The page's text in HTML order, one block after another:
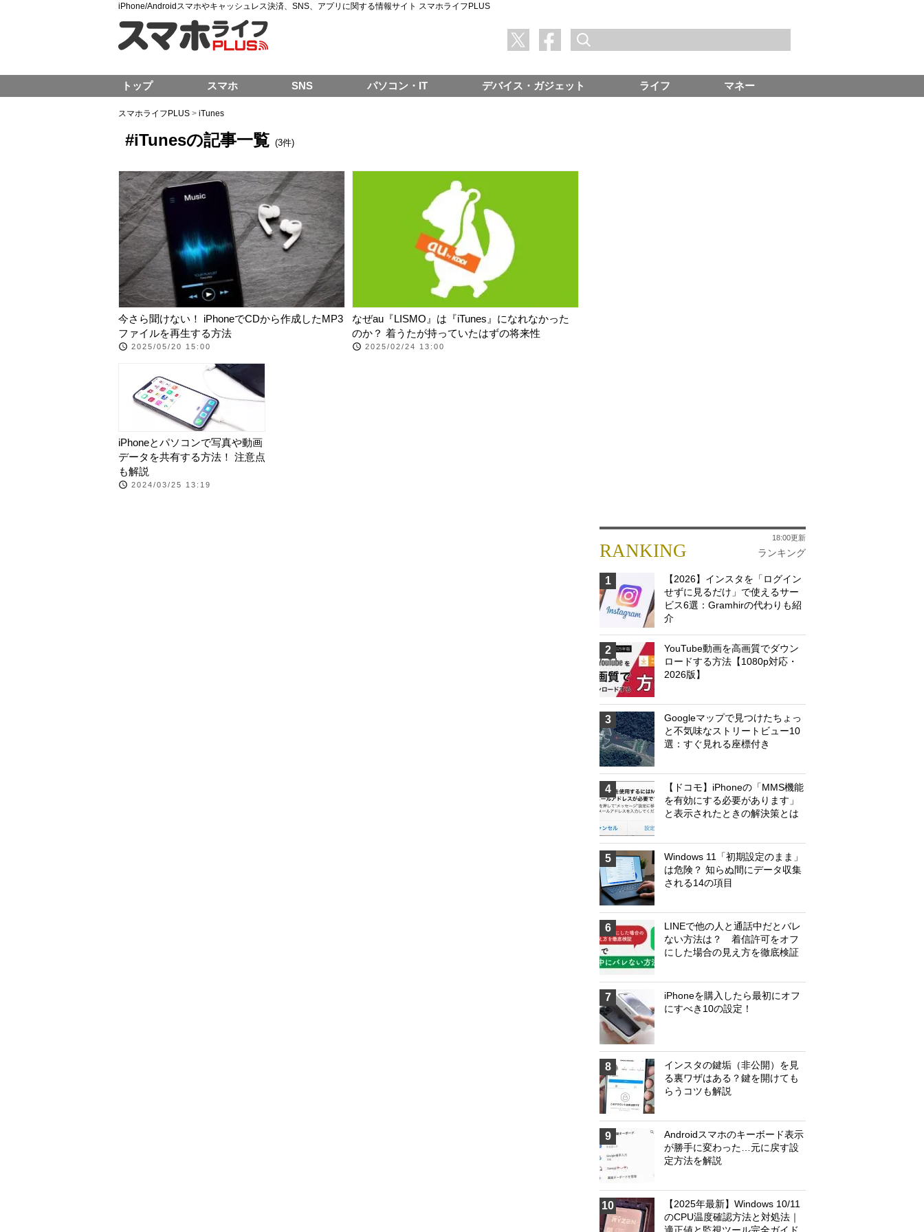
iPhone/Androidスマホやキャッシュレス決済、SNS、アプリに関する情報サイト スマホライフPLUS
スマホライフPLUS > iTunes
#iTunesの記事一覧 (3件)
今さら聞けない！ iPhoneでCDから作成したMP3
ファイルを再生する方法
2025/05/20 15:00
なぜau『LISMO』は『iTunes』になれなかった
のか？ 着うたが持っていたはずの将来性
2025/02/24 13:00
iPhoneとパソコンで写真や動画
データを共有する方法！ 注意点
も解説
2024/03/25 13:19
RANKING ランキング
18:00更新
1
【2026】インスタを「ログイン
せずに見るだけ」で使えるサー
ビス6選：Gramhirの代わりも紹
介
2
YouTube動画を高画質でダウン
ロードする方法【1080p対応・
2026版】
3
Googleマップで見つけたちょっ
と不気味なストリートビュー10
選：すぐ見れる座標付き
4
【ドコモ】iPhoneの「MMS機能
を有効にする必要があります」
と表示されたときの解決策とは
5
Windows 11「初期設定のまま」
は危険？ 知らぬ間にデータ収集
される14の項目
6
LINEで他の人と通話中だとバレ
ない方法は？ 着信許可をオフ
にした場合の見え方を徹底検証
7
iPhoneを購入したら最初にオフ
にすべき10の設定！
8
インスタの鍵垢（非公開）を見
る裏ワザはある？鍵を開けても
らうコツも解説
9
Androidスマホのキーボード表示
が勝手に変わった…元に戻す設
定方法を解説
10
【2025年最新】Windows 10/11
のCPU温度確認方法と対処法｜
トップ スマホ SNS パソコン・IT デバイス・ガジェット ライフ マネー